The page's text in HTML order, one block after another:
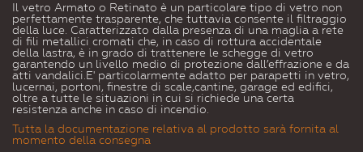
Il vetro Armato o Retinato è un particolare tipo di vetro non
perfettamente trasparente, che tuttavia consente il filtraggio
della luce. Caratterizzato dalla presenza di una maglia a rete
di fili metallici cromati che, in caso di rottura accidentale
della lastra, è in grado di trattenere le schegge di vetro
garantendo un livello medio di protezione dall’effrazione e da
atti vandalici.E' particolarmente adatto per parapetti in vetro,
lucernai, portoni, finestre di scale,cantine, garage ed edifici,
oltre a tutte le situazioni in cui si richiede una certa
resistenza anche in caso di incendio.
Tutta la documentazione relativa al prodotto sarà fornita al
momento della consegna